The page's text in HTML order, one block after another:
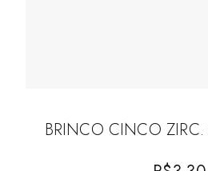
BRINCO CINCO ZIRC.